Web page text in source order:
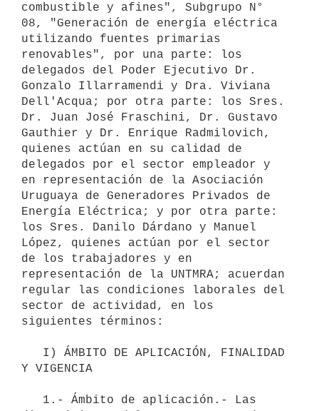
combustible y afines", Subgrupo N°
08, "Generación de energía eléctrica
utilizando fuentes primarias
renovables", por una parte: los
delegados del Poder Ejecutivo Dr.
Gonzalo Illarramendi y Dra. Viviana
Dell'Acqua; por otra parte: los Sres.
Dr. Juan José Fraschini, Dr. Gustavo
Gauthier y Dr. Enrique Radmilovich,
quienes actúan en su calidad de
delegados por el sector empleador y
en representación de la Asociación
Uruguaya de Generadores Privados de
Energía Eléctrica; y por otra parte:
los Sres. Danilo Dárdano y Manuel
López, quienes actúan por el sector
de los trabajadores y en
representación de la UNTMRA; acuerdan
regular las condiciones laborales del
sector de actividad, en los
siguientes términos:
Y VIGENCIA